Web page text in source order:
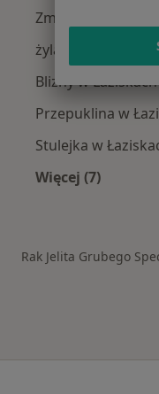
Zmiany skórne w
żylaki w
Blizny w
Przepuklina w
Stulejka w
Więcej (7)
Rak Jelita Grubego